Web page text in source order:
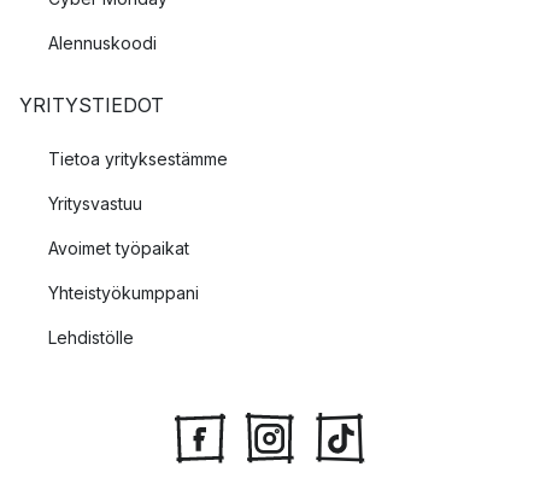
Alennuskoodi
YRITYSTIEDOT
Tietoa yrityksestämme
Yritysvastuu
Avoimet työpaikat
Yhteistyökumppani
Lehdistölle